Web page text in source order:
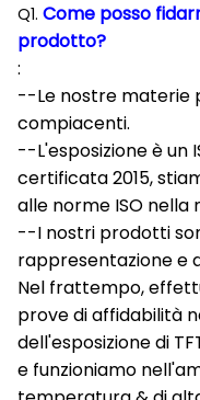
Q1. Come posso
prodotto?
:
--Le nostre materie
compiacenti.
--L'esposizione è un
certificata 2015,
alle norme ISO nella
--I nostri prodotti
rappresentazione e
Nel frattempo,
prove di affidabilità
dell'esposizione di
e funzioniamo